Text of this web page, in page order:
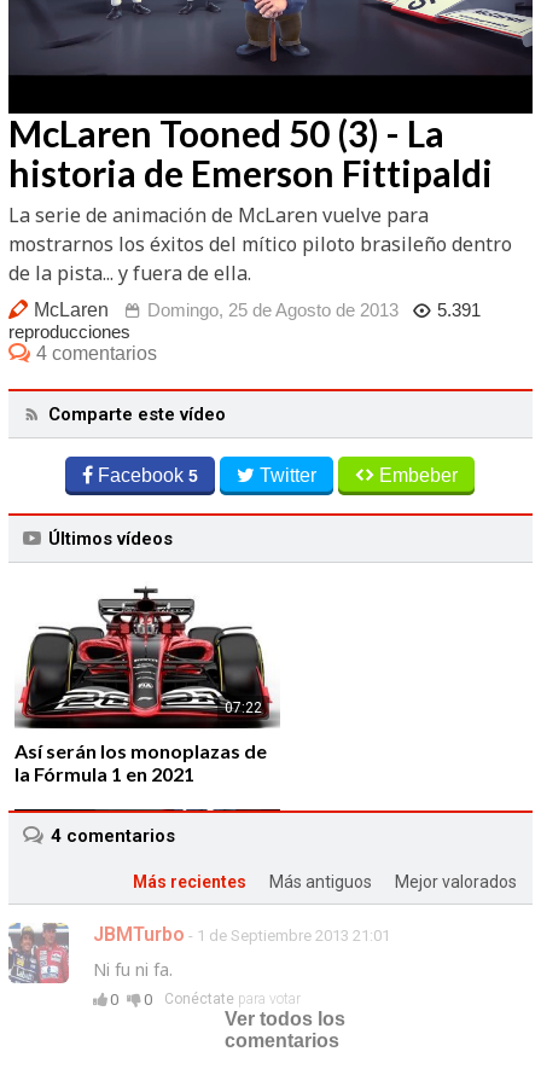
Unmute /
19.98%
McLaren Tooned 50 (3) - La
historia de Emerson Fittipaldi
La serie de animación de McLaren vuelve para
mostrarnos los éxitos del mítico piloto brasileño dentro
de la pista... y fuera de ella.
McLaren Domingo, 25 de Agosto de 2013
5.391
reproducciones
4 comentarios
Comparte este vídeo
Facebook5 Twitter Embeber
Últimos vídeos
07:22
Así serán los monoplazas de
la Fórmula 1 en 2021
01:43
Alfa Romeo vuelve a la F1 de
la mano de Sauber F1 Team
4comentarios
Más recientes Más antiguos Mejor valorados
JBMTurbo - 1 de Septiembre 2013 21:01
Ni fu ni fa.
0 0 Conéctatepara votar
Ver todos los
comentarios